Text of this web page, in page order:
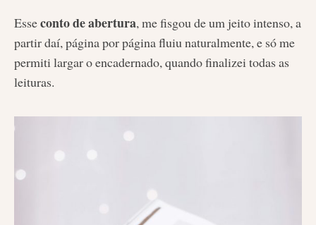
Esseconto de abertura, me fisgou de um jeito intenso, a
partir daí, página por página fluiu naturalmente, e só me
permiti largar o encadernado, quando finalizei todas as
leituras.